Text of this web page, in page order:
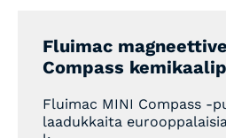
Fluimac
Compass
Fluimac MINI Compass -
laadukkaita